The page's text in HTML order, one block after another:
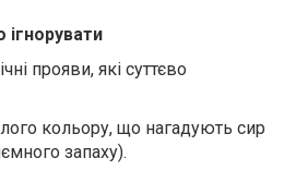
ігнорувати
прояви, які суттєво
кольору, що нагадують сир
запаху).